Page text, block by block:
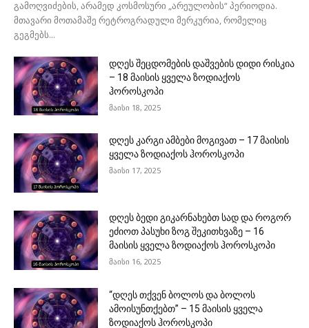
გამოღვიძების, არამედ კოსმოსური „არეულობის“ პერიოდია.
მთავარი მოთამაშე რეტროგრადული მერკურია, რომელიც
გეგმებს...
დღეს შეცდომების დაშვების დიდი რისკია
– 18 მაისის ყველა ზოდიაქოს
ჰოროსკოპი
მაისი 18, 2025
დღეს კარგი ამბები მოგივათ – 17 მაისის
ყველა ზოდიაქოს ჰოროსკოპი
მაისი 17, 2025
დღეს ბედი გიკარნახებთ სად და როგორ
ეძიოთ პასუხი ზოგ შეკითხვაზე – 16
მაისის ყველა ზოდიაქოს ჰოროსკოპი
მაისი 16, 2025
“დღეს თქვენ ბოლოს და ბოლოს
ამოისუნთქებთ” – 15 მაისის ყველა
ზოდიაქოს ჰოროსკოპი